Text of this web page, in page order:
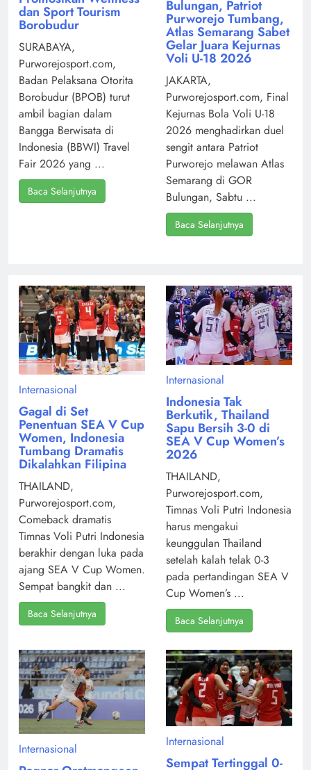
dan Sport Tourism
Borobudur
SURABAYA,
Purworejosport.com,
Badan Pelaksana Otorita
Borobudur (BPOB) turut
ambil bagian dalam
Bangga Berwisata di
Indonesia (BBWI) Travel
Fair 2026 yang ...
Baca Selanjutnya
Bulungan, Patriot
Purworejo Tumbang,
Atlas Semarang Sabet
Gelar Juara Kejurnas
Voli U-18 2026
JAKARTA,
Purworejosport.com, Final
Kejurnas Bola Voli U-18
2026 menghadirkan duel
sengit antara Patriot
Purworejo melawan Atlas
Semarang di GOR
Bulungan, Sabtu ...
Baca Selanjutnya
Internasional
Gagal di Set
Penentuan SEA V Cup
Women, Indonesia
Tumbang Dramatis
Dikalahkan Filipina
THAILAND,
Purworejosport.com,
Comeback dramatis
Timnas Voli Putri Indonesia
berakhir dengan luka pada
ajang SEA V Cup Women.
Sempat bangkit dan ...
Baca Selanjutnya
Internasional
Indonesia Tak
Berkutik, Thailand
Sapu Bersih 3-0 di
SEA V Cup Women’s
2026
THAILAND,
Purworejosport.com,
Timnas Voli Putri Indonesia
harus mengakui
keunggulan Thailand
setelah kalah telak 0-3
pada pertandingan SEA V
Cup Women’s ...
Baca Selanjutnya
Internasional Internasional
Sempat Tertinggal 0-